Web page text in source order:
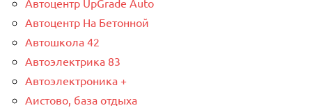
Автоцентр UpGrade Auto
Автоцентр На Бетонной
Автошкола 42
Автоэлектрика 83
Автоэлектроника +
Аистово, база отдыха